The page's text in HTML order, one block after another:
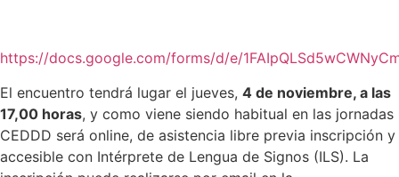
https://docs.google.com/forms/d/e/
El encuentro tendrá lugar el jueves, 4 de noviembre, a las
17,00 horas, y como viene siendo habitual en las jornadas
CEDDD será online, de asistencia libre previa inscripción y
accesible con Intérprete de Lengua de Signos (ILS). La